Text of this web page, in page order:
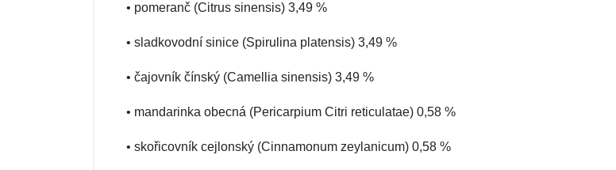
• pomeranč (Citrus sinensis) 3,49 %
• sladkovodní sinice (Spirulina platensis) 3,49 %
• čajovník čínský (Camellia sinensis) 3,49 %
• mandarinka obecná (Pericarpium Citri reticulatae) 0,58 %
• skořicovník cejlonský (Cinnamonum zeylanicum) 0,58 %